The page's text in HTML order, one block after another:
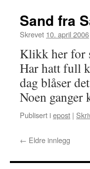
Sand fra
Skrevet 10. april 2006
Klikk her for
Har hatt full
dag blåser
Noen
Publisert iepost |
← Eldre innlegg